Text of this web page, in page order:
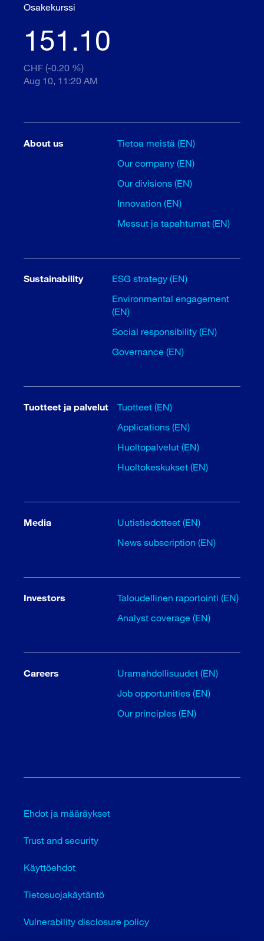
Osakekurssi
151.10
CHF (-0.20 %)
Aug 10, 11:20 AM
About us
Tietoa meistä (EN)
Our company (EN)
Our divisions (EN)
Innovation (EN)
Messut ja tapahtumat (EN)
Sustainability
ESG strategy (EN)
Environmental engagement
(EN)
Social responsibility (EN)
Governance (EN)
Tuotteet ja palvelut
Tuotteet (EN)
Applications (EN)
Huoltopalvelut (EN)
Huoltokeskukset (EN)
Media
Uutistiedotteet (EN)
News subscription (EN)
Investors
Taloudellinen raportointi (EN)
Analyst coverage (EN)
Careers
Uramahdollisuudet (EN)
Job opportunities (EN)
Our principles (EN)
Ehdot ja määräykset
Trust and security
Käyttöehdot
Tietosuojakäytäntö
Vulnerability disclosure policy